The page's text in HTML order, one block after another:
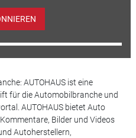
AUTOHAUS ist eine
für die Automobilbranche und
AUTOHAUS bietet Auto
Bilder und Videos
Autoherstellern,